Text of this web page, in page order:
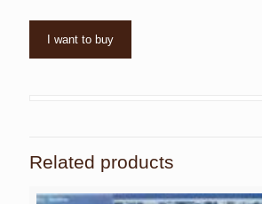
I want to buy
Related products